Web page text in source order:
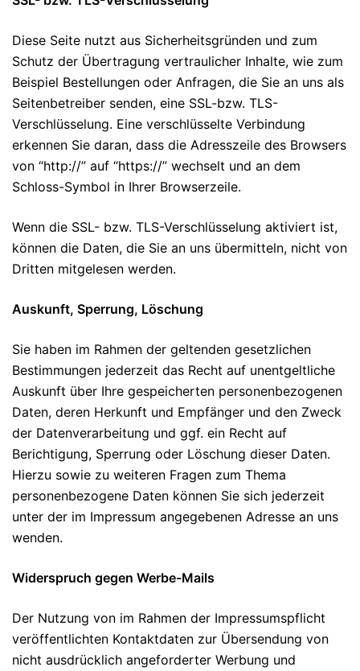
Diese Seite nutzt aus Sicherheitsgründen und zum
Schutz der Übertragung vertraulicher Inhalte, wie zum
Beispiel Bestellungen oder Anfragen, die Sie an uns als
Seitenbetreiber senden, eine SSL-bzw. TLS-
Verschlüsselung. Eine verschlüsselte Verbindung
erkennen Sie daran, dass die Adresszeile des Browsers
von “http://” auf “https://” wechselt und an dem
Schloss-Symbol in Ihrer Browserzeile.
Wenn die SSL- bzw. TLS-Verschlüsselung aktiviert ist,
können die Daten, die Sie an uns übermitteln, nicht von
Dritten mitgelesen werden.
Auskunft, Sperrung, Löschung
Sie haben im Rahmen der geltenden gesetzlichen
Bestimmungen jederzeit das Recht auf unentgeltliche
Auskunft über Ihre gespeicherten personenbezogenen
Daten, deren Herkunft und Empfänger und den Zweck
der Datenverarbeitung und ggf. ein Recht auf
Berichtigung, Sperrung oder Löschung dieser Daten.
Hierzu sowie zu weiteren Fragen zum Thema
personenbezogene Daten können Sie sich jederzeit
unter der im Impressum angegebenen Adresse an uns
wenden.
Widerspruch gegen Werbe-Mails
Der Nutzung von im Rahmen der Impressumspflicht
veröffentlichten Kontaktdaten zur Übersendung von
nicht ausdrücklich angeforderter Werbung und